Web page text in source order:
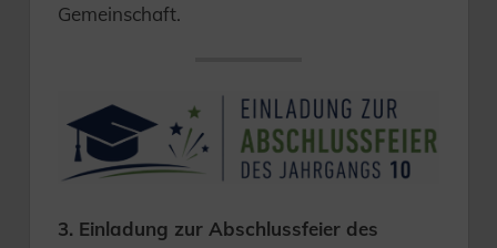
Gemeinschaft.
3. Einladung zur Abschlussfeier des